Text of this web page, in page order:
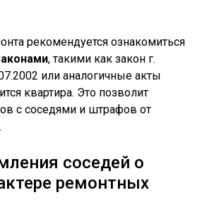
рекомендуется ознакомиться
, такими как закон г.
или аналогичные акты
квартира. Это позволит
с соседями и штрафов от
соседей о
ремонтных